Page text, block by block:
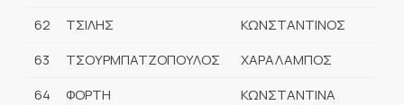
62
ΤΣΙΛΗΣ
ΚΩΝΣΤΑΝΤΙΝΟΣ
63
ΤΣΟΥΡΜΠΑΤΖΟΠΟΥΛΟΣ
ΧΑΡΑΛΑΜΠΟΣ
64
ΦΟΡΤΗ
ΚΩΝΣΤΑΝΤΙΝΑ